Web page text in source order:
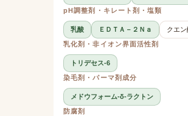
pH調整剤・キレート剤・塩類
乳酸 ＥＤＴＡ－２Ｎａ
クエン
乳化剤・非イオン界面活性剤
トリデセス-6
染毛剤・パーマ剤成分
メドウフォーム-δ-ラクトン
防腐剤